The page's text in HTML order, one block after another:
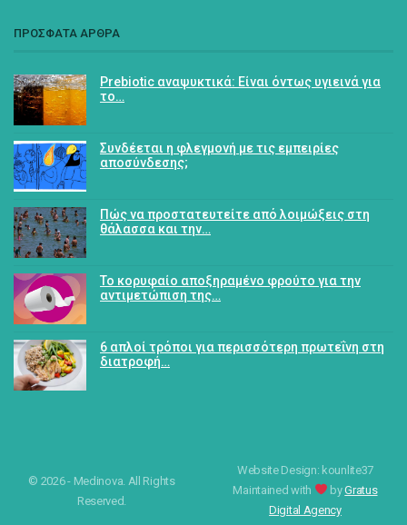
ΠΡΟΣΦΑΤΑ ΑΡΘΡΑ
Prebiotic αναψυκτικά: Είναι όντως υγιεινά για
το…
Συνδέεται η φλεγμονή με τις εμπειρίες
αποσύνδεσης;
Πώς να προστατευτείτε από λοιμώξεις στη
θάλασσα και την…
Το κορυφαίο αποξηραμένο φρούτο για την
αντιμετώπιση της…
6 απλοί τρόποι για περισσότερη πρωτεΐνη στη
διατροφή…
© 2026 - Medinova. All Rights
Reserved.
Website Design: kounlite37
Maintained with
byGratus
Digital Agency